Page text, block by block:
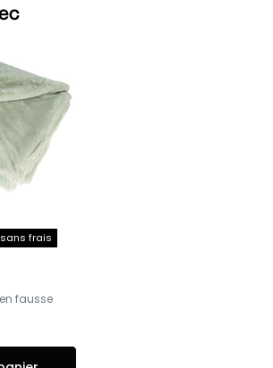
sans frais
fausse